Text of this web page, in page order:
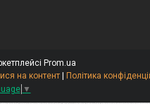
Prom.ua
на контент
Політика
▼